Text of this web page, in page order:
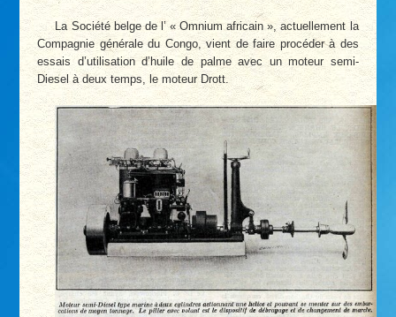
La Société belge de l’ « Omnium africain », actuellement la
Compagnie générale du Congo, vient de faire procéder à des
essais d’utilisation d’huile de palme avec un moteur semi-
Diesel à deux temps, le moteur Drott.